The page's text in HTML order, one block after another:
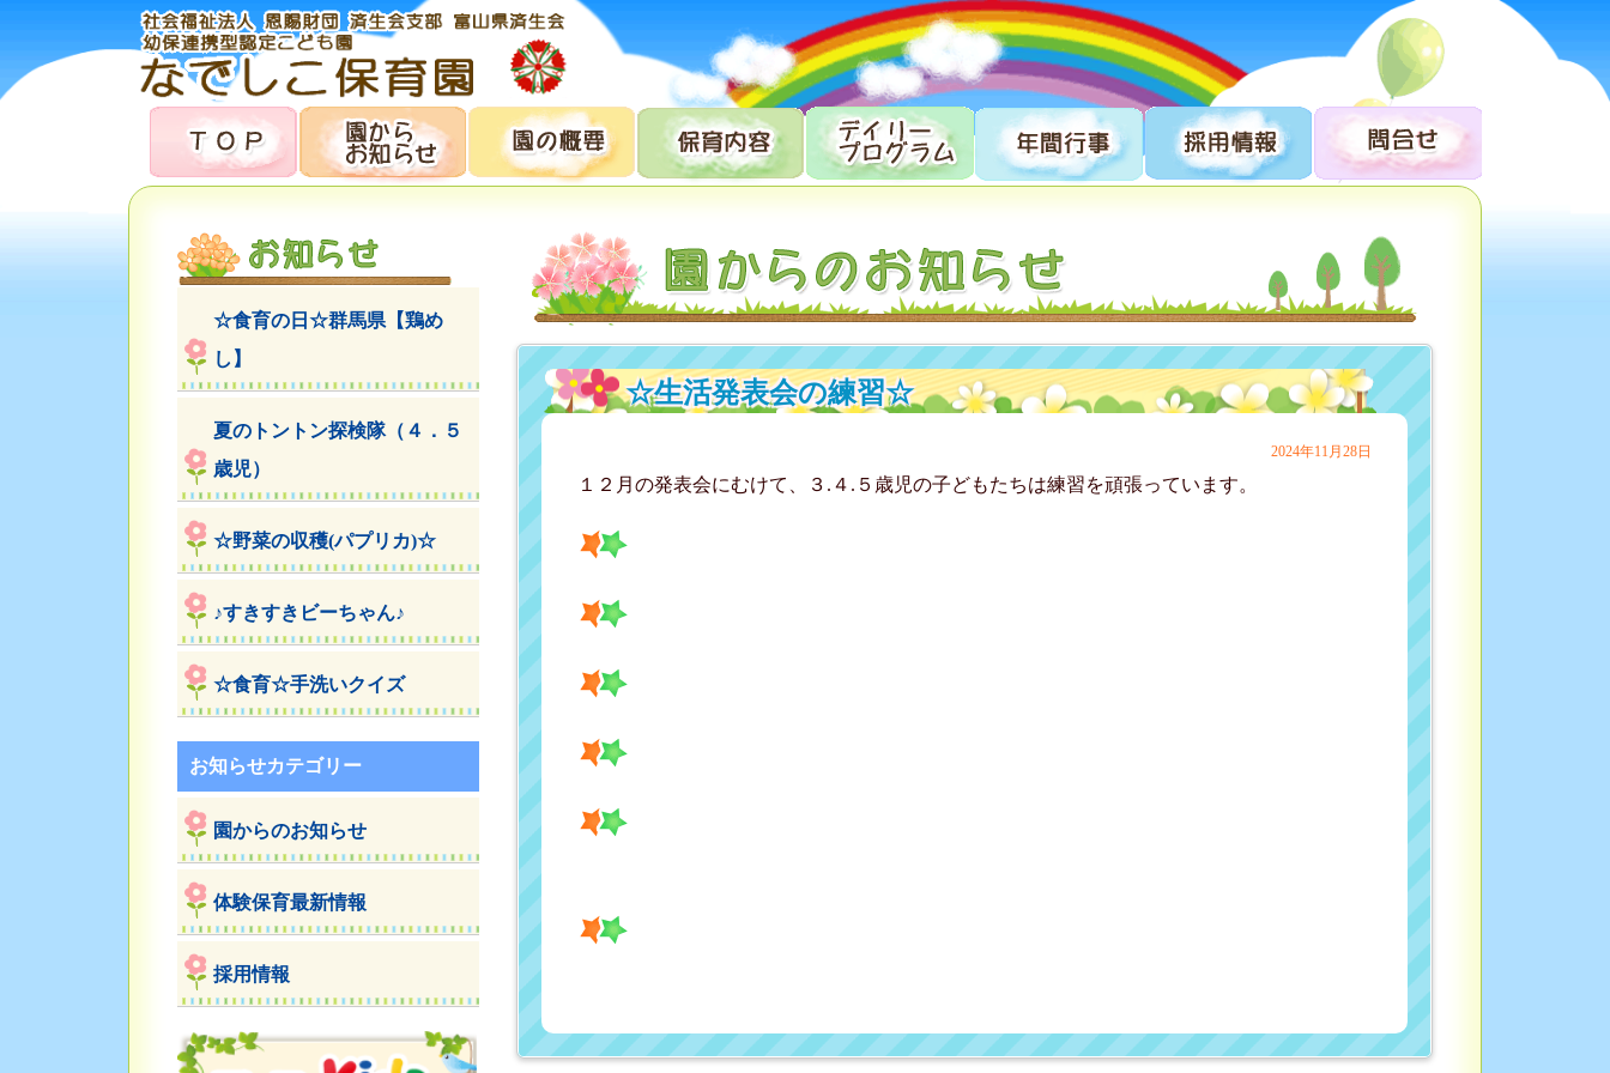
☆生活発表会の練習☆
2024年11月28日
１２月の発表会にむけて、３.４.５歳児の子どもたちは練習を頑張っています。
☆食育の日☆群馬県【鶏め
し】
夏のトントン探検隊（４．５
歳児）
☆野菜の収穫(パプリカ)☆
♪すきすきビーちゃん♪
☆食育☆手洗いクイズ
お知らせカテゴリー
園からのお知らせ
体験保育最新情報
採用情報